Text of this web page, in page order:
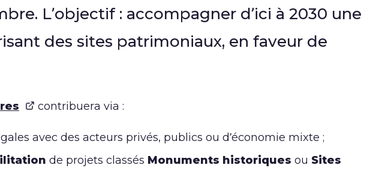
L’objectif : accompagner d’ici à 2030 une
des sites patrimoniaux, en faveur de
contribuera via :
avec des acteurs privés, publics ou d’économie mixte ;
de projets classés Monuments historiques ou Sites